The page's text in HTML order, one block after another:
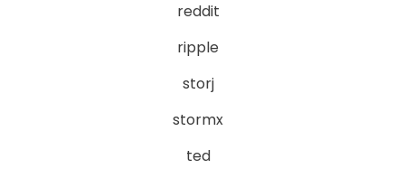
reddit
ripple
storj
stormx
ted